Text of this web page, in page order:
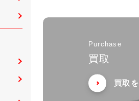
Purchase
買取
買取